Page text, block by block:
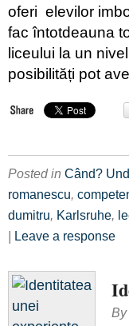
oferi elevilor
fac întotdeauna
liceului la un
posibilități pot
Posted in Când?
romanescu,
dumitru, Karlsruhe,
| Leave a response
By